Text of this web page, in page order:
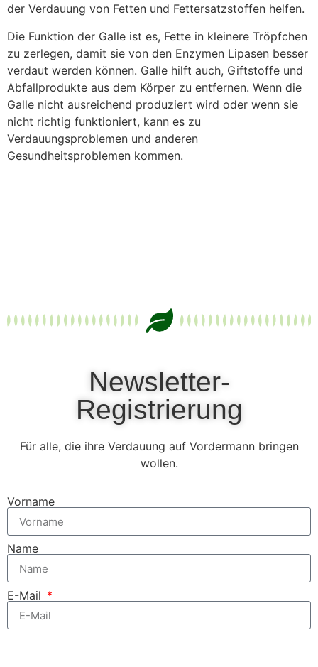
der Verdauung von Fetten und Fettersatzstoffen helfen.
Die Funktion der Galle ist es, Fette in kleinere Tröpfchen
zu zerlegen, damit sie von den Enzymen Lipasen besser
verdaut werden können. Galle hilft auch, Giftstoffe und
Abfallprodukte aus dem Körper zu entfernen. Wenn die
Galle nicht ausreichend produziert wird oder wenn sie
nicht richtig funktioniert, kann es zu
Verdauungsproblemen und anderen
Gesundheitsproblemen kommen.
Newsletter-
Registrierung
Für alle, die ihre Verdauung auf Vordermann bringen
wollen.
Vorname
Name
E-Mail